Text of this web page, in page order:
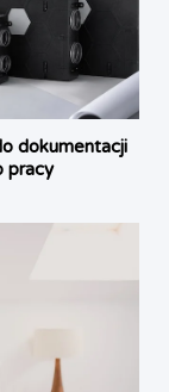
dokumentacji
pracy